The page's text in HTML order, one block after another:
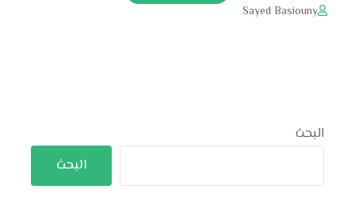
Sayed Basiouny
البحث
البحث